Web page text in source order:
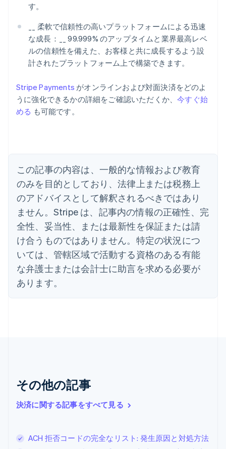
す。
__ 柔軟で信頼性の高いプラットフォームによる迅速
な成長：__ 99.999% のアップタイムと業界最高レベ
ルの信頼性を備えた、お客様と共に成長するよう設
計されたプラットフォーム上で構築できます。
Stripe Payments がオンラインおよび対面決済をどのよ
うに強化できるかの詳細をご確認いただくか、今すぐ始
める も可能です。
この記事の内容は、一般的な情報および教育
のみを目的としており、法律上または税務上
のアドバイスとして解釈されるべきではあり
ません。Stripe は、記事内の情報の正確性、完
全性、妥当性、または最新性を保証または請
け合うものではありません。特定の状況につ
いては、管轄区域で活動する資格のある有能
な弁護士または会計士に助言を求める必要が
あります。
その他の記事
決済に関する記事をすべて見る
ACH 拒否コードの完全なリスト: 発生原因と対処方法
アイルランド
English
アメリカ
イギリス
イタリア
Italiano English
インド
English
エストニア
English
オーストラリア
English
オーストリア
Deutsch English
オランダ
Nederlands
ジブラルタル
English
シンガポール
English 简体中文
スウェーデン